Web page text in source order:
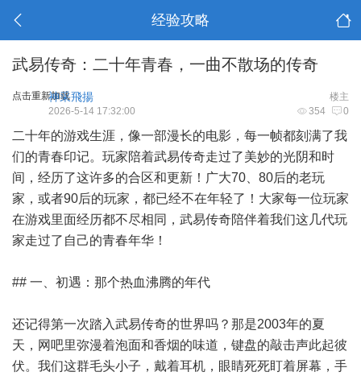
经验攻略
武易传奇：二十年青春，一曲不散场的传奇
点击重新加载 楼主
神采飛揚
354 0
2026-5-14 17:32:00
二十年的游戏生涯，像一部漫长的电影，每一帧都刻满了我
们的青春印记。玩家陪着武易传奇走过了美妙的光阴和时
间，经历了这许多的合区和更新！广大70、80后的老玩
家，或者90后的玩家，都已经不在年轻了！大家每一位玩家
在游戏里面经历都不尽相同，武易传奇陪伴着我们这几代玩
家走过了自己的青春年华！
## 一、初遇：那个热血沸腾的年代
还记得第一次踏入武易传奇的世界吗？那是2003年的夏
天，网吧里弥漫着泡面和香烟的味道，键盘的敲击声此起彼
伏。我们这群毛头小子，戴着耳机，眼睛死死盯着屏幕，手